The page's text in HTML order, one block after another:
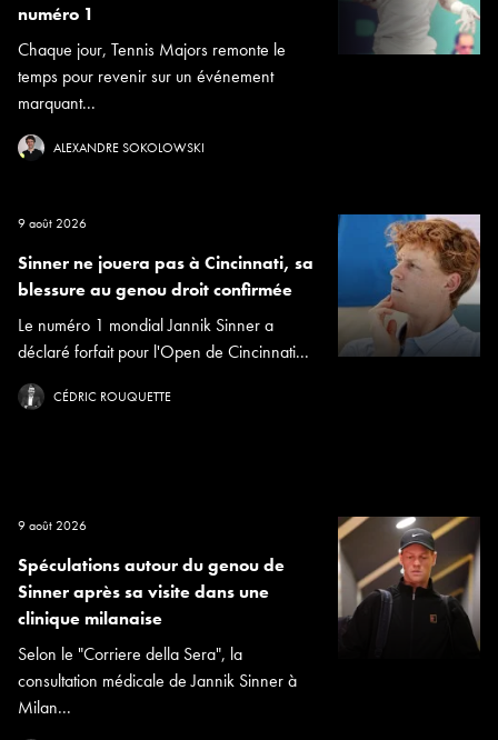
numéro 1
Chaque jour, Tennis Majors remonte le
temps pour revenir sur un événement
marquant...
ALEXANDRE SOKOLOWSKI
9 août 2026
Sinner ne jouera pas à Cincinnati, sa
blessure au genou droit confirmée
Le numéro 1 mondial Jannik Sinner a
déclaré forfait pour l'Open de Cincinnati...
CÉDRIC ROUQUETTE
9 août 2026
Spéculations autour du genou de
Sinner après sa visite dans une
clinique milanaise
Selon le "Corriere della Sera", la
consultation médicale de Jannik Sinner à
Milan...